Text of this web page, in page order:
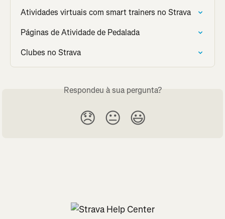
Atividades virtuais com smart trainers no Strava
Páginas de Atividade de Pedalada
Clubes no Strava
Respondeu à sua pergunta?
😞 😐 😃